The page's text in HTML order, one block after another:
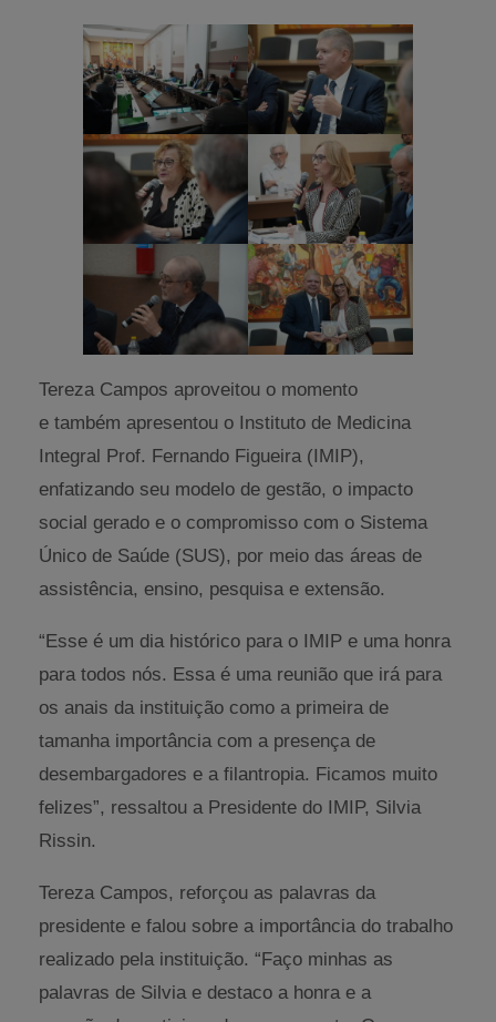
Tereza Campos aproveitou o momento
e também apresentou o Instituto de Medicina
Integral Prof. Fernando Figueira (IMIP),
enfatizando seu modelo de gestão, o impacto
social gerado e o compromisso com o Sistema
Único de Saúde (SUS), por meio das áreas de
assistência, ensino, pesquisa e extensão.
“Esse é um dia histórico para o IMIP e uma honra
para todos nós. Essa é uma reunião que irá para
os anais da instituição como a primeira de
tamanha importância com a presença de
desembargadores e a filantropia. Ficamos muito
felizes”, ressaltou a Presidente do IMIP, Silvia
Rissin.
Tereza Campos, reforçou as palavras da
presidente e falou sobre a importância do trabalho
realizado pela instituição. “Faço minhas as
palavras de Silvia e destaco a honra e a